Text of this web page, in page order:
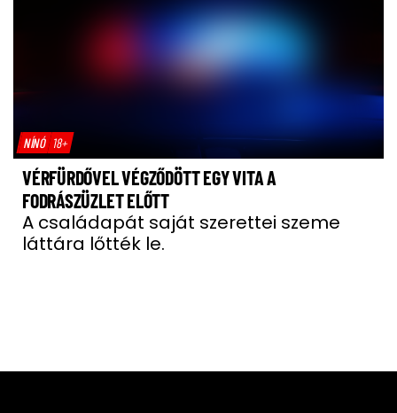
NÍNÓ 18+
VÉRFÜRDŐVEL VÉGZŐDÖTT EGY VITA A
FODRÁSZÜZLET ELŐTT
A családapát saját szerettei szeme
láttára lőtték le.